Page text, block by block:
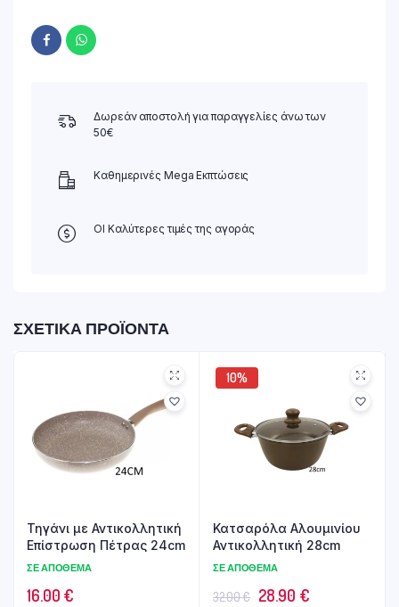
Δωρεάν αποστολή για παραγγελίες άνω των
50€
Καθημερινές Mega Εκπτώσεις
ΟΙ Καλύτερες τιμές της αγοράς
ΣΧΕΤΙΚΆ ΠΡΟΪΌΝΤΑ
Τηγάνι με Αντικολλητική
Επίστρωση Πέτρας 24cm
ΣΕ ΑΠΌΘΕΜΑ
16.00 €
10%
Κατσαρόλα Αλουμινίου
Αντικολλητική 28cm
ΣΕ ΑΠΌΘΕΜΑ
32.00€ Original
28.90 €Η